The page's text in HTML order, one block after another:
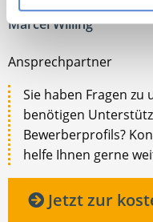
Marcel Willing
Ansprechpartner
Sie haben Fragen zu
benötigen
Bewerberprofils?
helfe Ihnen gerne
Jetzt zur